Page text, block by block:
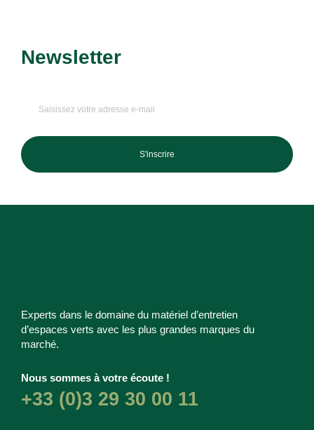
Newsletter
S'inscrire
Experts dans le domaine du matériel d’entretien
d’espaces verts avec les plus grandes marques du
marché.
Nous sommes à votre écoute !
+33 (0)3 29 30 00 11